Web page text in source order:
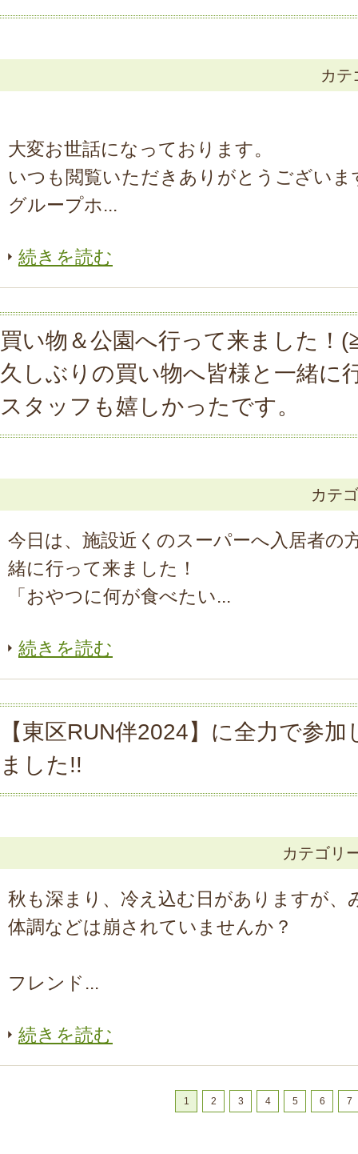
カ
大変お世話になっております。
いつも閲覧いただきありがとうございま
グループホ...
続きを読む
買い物＆公園へ行って来ました！
久しぶりの買い物へ皆様と一緒に
スタッフも嬉しかったです。
カテ
今日は、施設近くのスーパーへ入居者の
緒に行って来ました！
「おやつに何が食べたい...
続きを読む
【東区RUN伴2024】に全力で参加
ました!!
カテゴリ
秋も深まり、冷え込む日がありますが、
体調などは崩されていませんか？
フレンド...
続きを読む
1 2 3 4 5 6 7